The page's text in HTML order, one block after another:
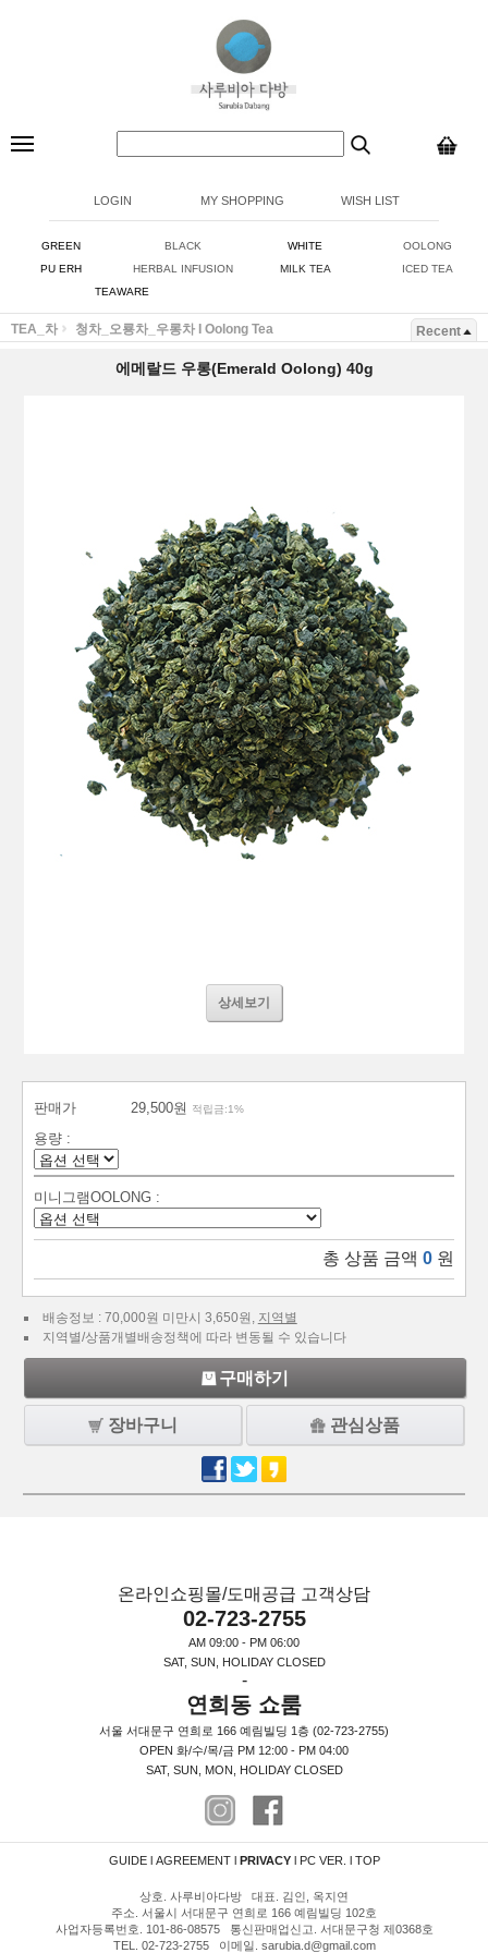
LOGIN MY SHOPPING WISH LIST
GREEN BLACK WHITE
OOLONG
PU ERH
HERBAL INFUSION MILK TEA
ICED TEA
TEAWARE
TEA_차 청차_오룡차_우롱차 I Oolong Tea Recent
에메랄드 우롱(Emerald Oolong) 40g
상세보기
판매가 29,500원 적립금:1%
용량 :
미니그램OOLONG :
총 상품 금액 0 원
배송정보 : 70,000원 미만시 3,650원, 지역별
지역별/상품개별배송정책에 따라 변동될 수 있습니다
구매하기
장바구니 관심상품
온라인쇼핑몰/도매공급 고객상담
02-723-2755
AM 09:00 - PM 06:00
SAT, SUN, HOLIDAY CLOSED
-
연희동 쇼룸
서울 서대문구 연희로 166 예림빌딩 1층 (02-723-2755)
OPEN 화/수/목/금 PM 12:00 - PM 04:00
SAT, SUN, MON, HOLIDAY CLOSED
GUIDEl AGREEMENTl PRIVACYl PC VER. l TOP
상호. 사루비아다방 대표. 김인, 옥지연
주소. 서울시 서대문구 연희로 166 예림빌딩 102호
사업자등록번호. 101-86-08575 통신판매업신고. 서대문구청 제0368호
TEL. 02-723-2755 이메일. sarubia.d@gmail.com